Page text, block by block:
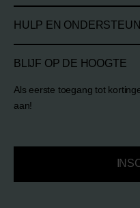
HULP EN
BLIJF OP DE HOOGTE
Als eerste toegang tot
aan!